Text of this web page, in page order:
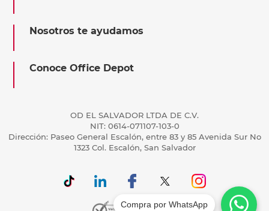
Nosotros te ayudamos
Conoce Office Depot
OD EL SALVADOR LTDA DE C.V.
NIT: 0614-071107-103-0
Dirección: Paseo General Escalón, entre 83 y 85 Avenida Sur No
1323 Col. Escalón, San Salvador
Compra por WhatsApp